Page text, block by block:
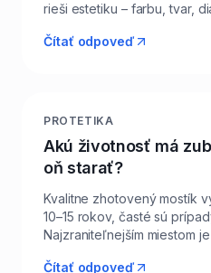
rieši estetiku – farbu, tvar,
zo všetkých strán a
ubratie zubného tkaniva. V
pacientom z Levíc a okolia
najšetrnejšie riešenie –
korunky tam, kde sú
predovšetkým v rozsahu
Čítať odpoveď
PROTETIKA
Akú životnosť má
oň starať?
Kvalitne zhotovený mostík
10–15 rokov, časté sú
Najzraniteľnejším miestom
Čítať odpoveď